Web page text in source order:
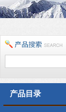
产品目录